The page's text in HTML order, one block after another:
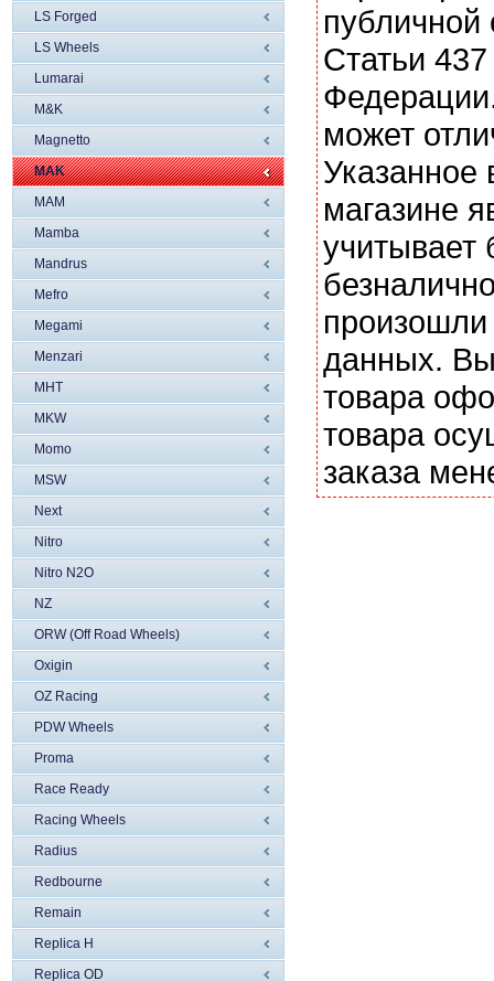
LS Forged
LS Wheels
Lumarai
M&K
Magnetto
MAK
MAM
Mamba
Mandrus
Mefro
Megami
Menzari
MHT
MKW
Momo
MSW
Next
Nitro
Nitro N2O
NZ
ORW (Off Road Wheels)
Oxigin
OZ Racing
PDW Wheels
Proma
Race Ready
Racing Wheels
Radius
Redbourne
Remain
Replica H
Replica OD
Статьи
может
магазине
учитывает
данных. Вы
товара
товара
заказа